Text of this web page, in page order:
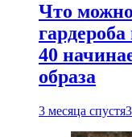
Что можно
40
образа
3 месяца спустя